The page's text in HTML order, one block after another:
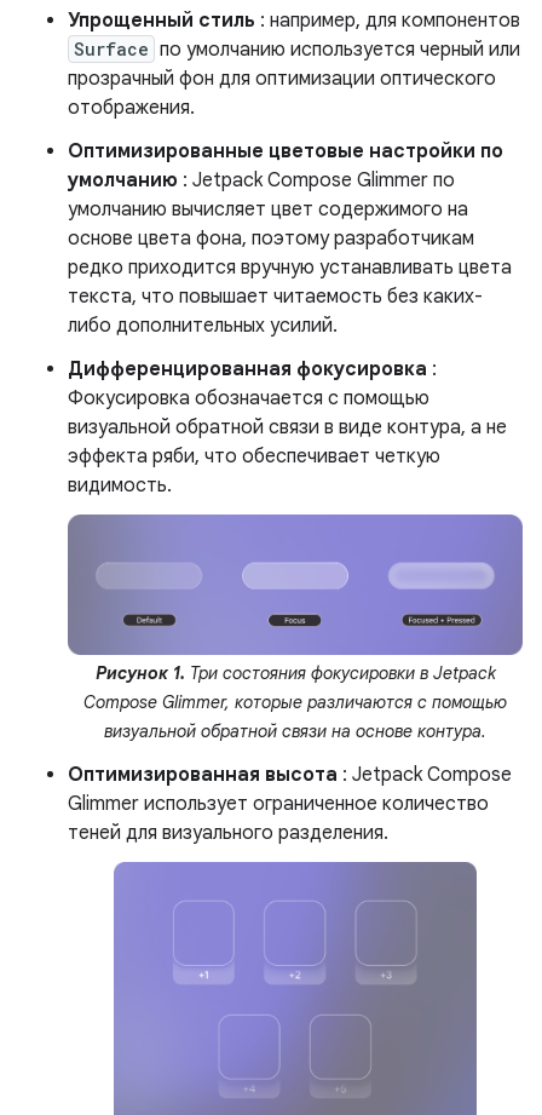
Упрощенный стиль : например, для компонентов
Surface по умолчанию используется черный или
прозрачный фон для оптимизации оптического
отображения.
Оптимизированные цветовые настройки по
умолчанию : Jetpack Compose Glimmer по
умолчанию вычисляет цвет содержимого на
основе цвета фона, поэтому разработчикам
редко приходится вручную устанавливать цвета
текста, что повышает читаемость без каких-
либо дополнительных усилий.
Дифференцированная фокусировка :
Фокусировка обозначается с помощью
визуальной обратной связи в виде контура, а не
эффекта ряби, что обеспечивает четкую
видимость.
Рисунок 1. Три состояния фокусировки в Jetpack
Compose Glimmer, которые различаются с помощью
визуальной обратной связи на основе контура.
Оптимизированная высота : Jetpack Compose
Glimmer использует ограниченное количество
теней для визуального разделения.